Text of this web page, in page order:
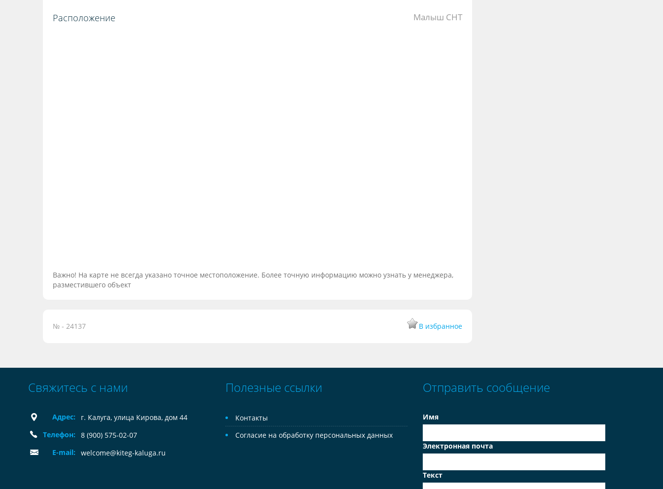
Расположение Малыш СНТ
Важно! На карте не всегда указано точное местоположение. Более точную информацию можно узнать у менеджера,
разместившего объект
№ - 24137 В избранное
Свяжитесь с нами
Адрес:
г. Калуга, улица Кирова, дом 44
Телефон:
8 (900) 575-02-07
E-mail:
welcome@kiteg-kaluga.ru
Полезные ссылки
Контакты
Согласие на обработку персональных данных
Отправить сообщение
Имя
Электронная почта
Текст